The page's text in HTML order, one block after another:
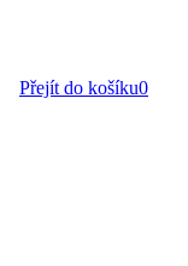
Přejít do košíku0